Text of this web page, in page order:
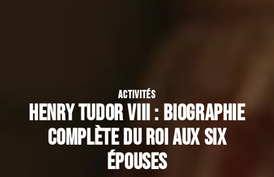
ACTIVITÉS
Henry Tudor VIII : biographie
complète du roi aux six
épouses